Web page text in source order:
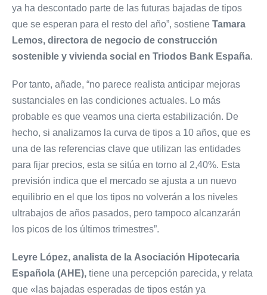
ya ha descontado parte de las futuras bajadas de tipos
que se esperan para el resto del año”, sostiene Tamara
Lemos, directora de negocio de construcción
sostenible y vivienda social en Triodos Bank España.
Por tanto, añade, “no parece realista anticipar mejoras
sustanciales en las condiciones actuales. Lo más
probable es que veamos una cierta estabilización. De
hecho, si analizamos la curva de tipos a 10 años, que es
una de las referencias clave que utilizan las entidades
para fijar precios, esta se sitúa en torno al 2,40%. Esta
previsión indica que el mercado se ajusta a un nuevo
equilibrio en el que los tipos no volverán a los niveles
ultrabajos de años pasados, pero tampoco alcanzarán
los picos de los últimos trimestres”.
Leyre López, analista de la Asociación Hipotecaria
Española (AHE), tiene una percepción parecida, y relata
que «las bajadas esperadas de tipos están ya